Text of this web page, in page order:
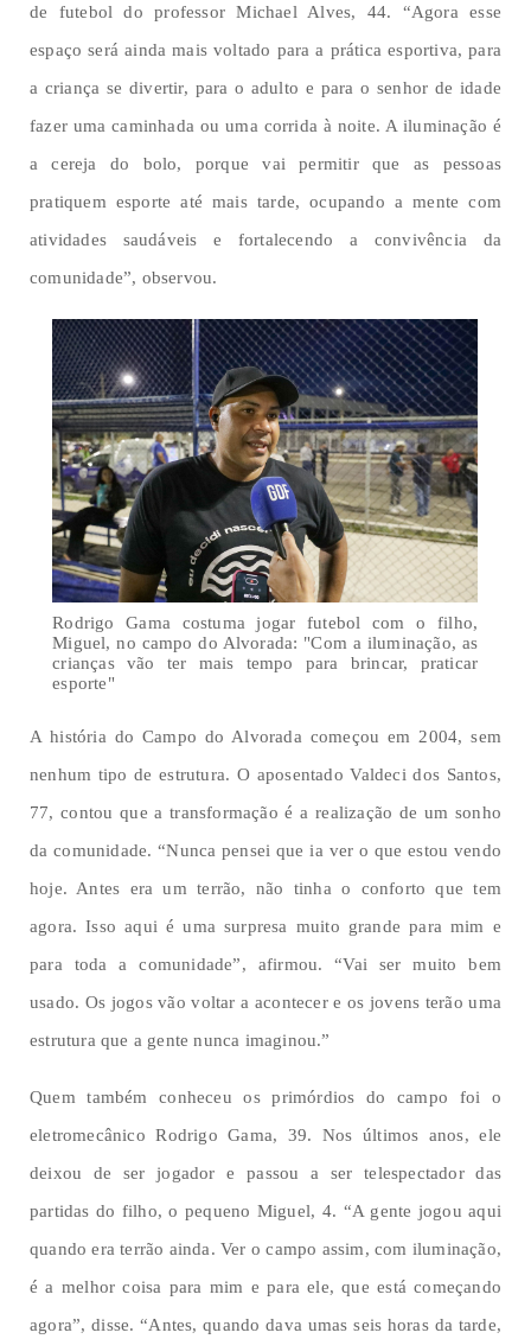
de futebol do professor Michael Alves, 44. “Agora esse
espaço será ainda mais voltado para a prática esportiva, para
a criança se divertir, para o adulto e para o senhor de idade
fazer uma caminhada ou uma corrida à noite. A iluminação é
a cereja do bolo, porque vai permitir que as pessoas
pratiquem esporte até mais tarde, ocupando a mente com
atividades saudáveis e fortalecendo a convivência da
comunidade”, observou.
Rodrigo Gama costuma jogar futebol com o filho,
Miguel, no campo do Alvorada: "Com a iluminação, as
crianças vão ter mais tempo para brincar, praticar
esporte"
A história do Campo do Alvorada começou em 2004, sem
nenhum tipo de estrutura. O aposentado Valdeci dos Santos,
77, contou que a transformação é a realização de um sonho
da comunidade. “Nunca pensei que ia ver o que estou vendo
hoje. Antes era um terrão, não tinha o conforto que tem
agora. Isso aqui é uma surpresa muito grande para mim e
para toda a comunidade”, afirmou. “Vai ser muito bem
usado. Os jogos vão voltar a acontecer e os jovens terão uma
estrutura que a gente nunca imaginou.”
Quem também conheceu os primórdios do campo foi o
eletromecânico Rodrigo Gama, 39. Nos últimos anos, ele
deixou de ser jogador e passou a ser telespectador das
partidas do filho, o pequeno Miguel, 4. “A gente jogou aqui
quando era terrão ainda. Ver o campo assim, com iluminação,
é a melhor coisa para mim e para ele, que está começando
agora”, disse. “Antes, quando dava umas seis horas da tarde,